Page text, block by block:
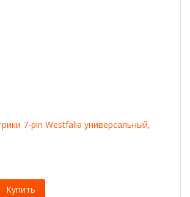
7-pin Westfalia универсальный,
Купить